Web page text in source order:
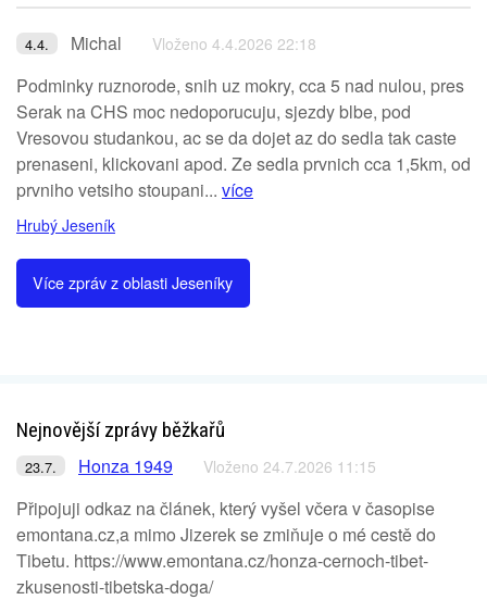
4.4. Michal Vloženo 4.4.2026 22:18
Podminky ruznorode, snih uz mokry, cca 5 nad nulou, pres
Serak na CHS moc nedoporucuju, sjezdy blbe, pod
Vresovou studankou, ac se da dojet az do sedla tak caste
prenaseni, klickovani apod. Ze sedla prvnich cca 1,5km, od
prvniho vetsiho stoupani... více
Hrubý Jeseník
Více zpráv z oblasti Jeseníky
Nejnovější zprávy běžkařů
23.7. Honza 1949 Vloženo 24.7.2026 11:15
Připojuji odkaz na článek, který vyšel včera v časopise
emontana.cz,a mimo Jizerek se zmiňuje o mé cestě do
Tibetu. https://www.emontana.cz/honza-cernoch-tibet-
zkusenosti-tibetska-doga/